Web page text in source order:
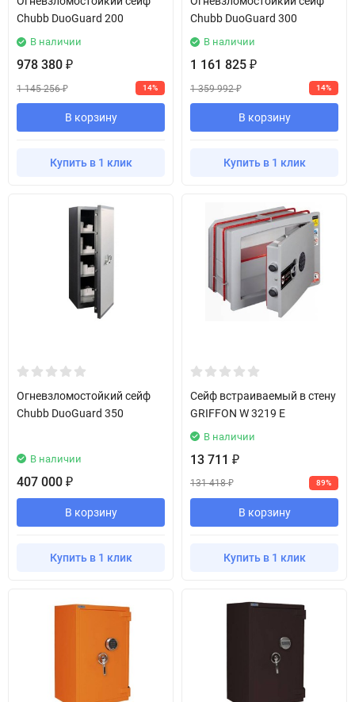
Chubb DuoGuard 200
В наличии
978 380 ₽
1 145 256₽ 14%
В корзину
Купить в 1 клик
Chubb DuoGuard 300
В наличии
1 161 825 ₽
1 359 992₽ 14%
В корзину
Купить в 1 клик
Огневзломостойкий сейф
Chubb DuoGuard 350
В наличии
407 000 ₽
В корзину
Купить в 1 клик
Сейф встраиваемый в стену
GRIFFON W 3219 E
В наличии
13 711 ₽
131 418₽ 89%
В корзину
Купить в 1 клик